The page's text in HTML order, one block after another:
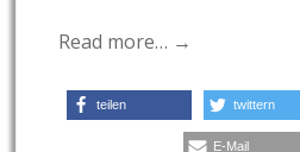
Read more… →
teilen twittern
E-Mail